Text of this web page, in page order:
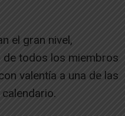
el gran nivel,
todos los miembros
valentía a una de las